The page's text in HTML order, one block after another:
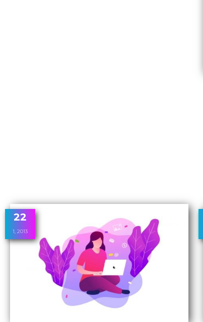
22
1, 2013